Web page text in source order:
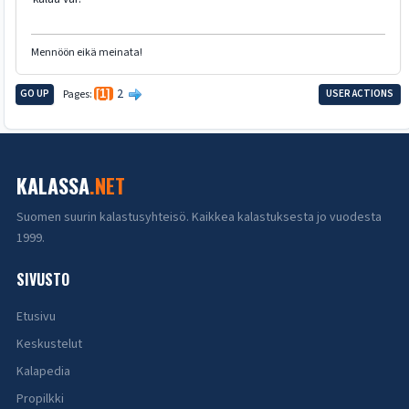
Mennöön eikä meinata!
GO UP Pages 1 2 USER ACTIONS
KALASSA.NET
Suomen suurin kalastusyhteisö. Kaikkea kalastuksesta jo vuodesta
1999.
SIVUSTO
Etusivu
Keskustelut
Kalapedia
Propilkki